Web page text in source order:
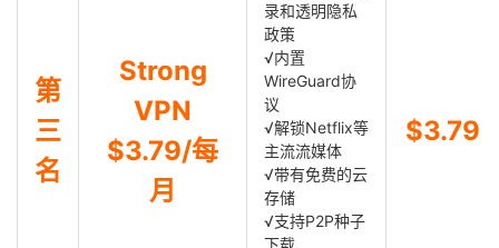
第
三
名
Strong
VPN
$3.79/每
月
录和透明隐私
政策
√内置
WireGuard协
议
√解锁Netflix等
主流流媒体
√带有免费的云
存储
√支持P2P种子
下载
$3.79